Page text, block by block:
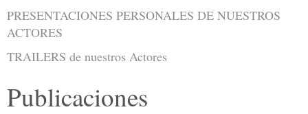
PRESENTACIONES PERSONALES DE NUESTROS
ACTORES
TRAILERS de nuestros Actores
Publicaciones